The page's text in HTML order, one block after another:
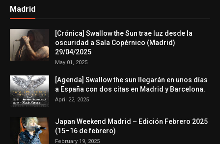
Madrid
[Crónica] Swallow the Sun trae luz desde la
oscuridad a Sala Copérnico (Madrid)
29/04/2025
May 01, 2025
[Agenda] Swallow the sun llegarán en unos días
a España con dos citas en Madrid y Barcelona.
April 22, 2025
Japan Weekend Madrid – Edición Febrero 2025
(15–16 de febrero)
February 19, 2025